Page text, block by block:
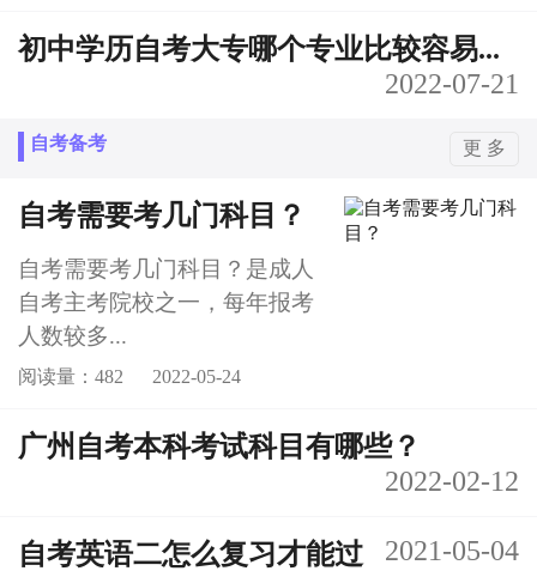
初中学历自考大专哪个专业比较容易...
2022-07-21
自考备考 更 多
自考需要考几门科目？
自考需要考几门科目？是成人
自考主考院校之一，每年报考
人数较多...
阅读量：482 2022-05-24
广州自考本科考试科目有哪些？
2022-02-12
自考英语二怎么复习才能过 2021-05-04